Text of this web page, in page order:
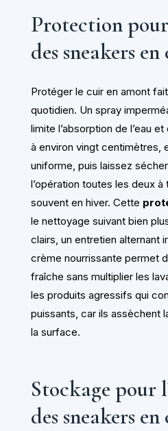
Protection
des sneakers
Protéger le cuir en amont
quotidien. Un spray
limite l’absorption de l’eau
à environ vingt centimètres,
uniforme, puis laissez
l’opération toutes les deux
souvent en hiver. Cette
le nettoyage suivant bien
clairs, un entretien alternant
crème nourrissante permet
fraîche sans multiplier les
les produits agressifs qui
puissants, car ils assèchent
la surface.
Stockage pour
des sneakers